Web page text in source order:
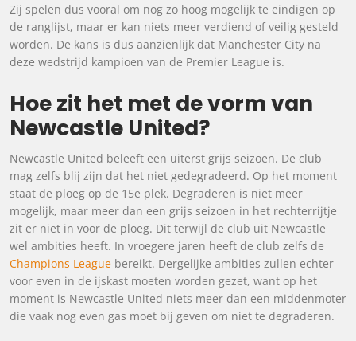
Zij spelen dus vooral om nog zo hoog mogelijk te eindigen op
de ranglijst, maar er kan niets meer verdiend of veilig gesteld
worden. De kans is dus aanzienlijk dat Manchester City na
deze wedstrijd kampioen van de Premier League is.
Hoe zit het met de vorm van
Newcastle United?
Newcastle United beleeft een uiterst grijs seizoen. De club
mag zelfs blij zijn dat het niet gedegradeerd. Op het moment
staat de ploeg op de 15e plek. Degraderen is niet meer
mogelijk, maar meer dan een grijs seizoen in het rechterrijtje
zit er niet in voor de ploeg. Dit terwijl de club uit Newcastle
wel ambities heeft. In vroegere jaren heeft de club zelfs de
Champions League bereikt. Dergelijke ambities zullen echter
voor even in de ijskast moeten worden gezet, want op het
moment is Newcastle United niets meer dan een middenmoter
die vaak nog even gas moet bij geven om niet te degraderen.